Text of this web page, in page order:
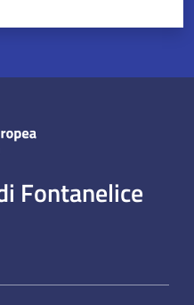
Fontanelice